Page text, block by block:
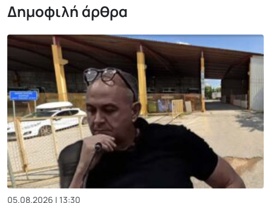
Δημοφιλή άρθρα
05.08.2026 | 13:30